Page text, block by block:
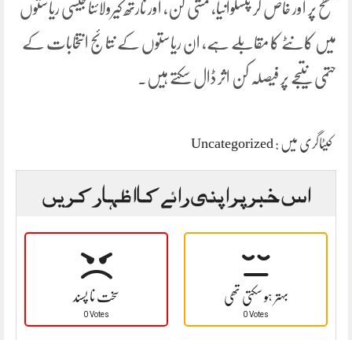
سطح پر اور خاص کر پنسلوانیا، مشی گن، اور نارتھ کیرولائنا جیسی ریاستوں
میں کانٹے کا مقابلے ہے، ان ریاستوں کے نتائج انتخابات کے
حتمی نتیجے پر فیصلہ کن اثر ڈال سکتے ہیں۔
کیٹاگری میں : Uncategorized
اس خبر پر اپنی رائے کا اظہار کریں
سخت نا پسند
0 Votes
بہتر ہو سکتی تھی
0 Votes